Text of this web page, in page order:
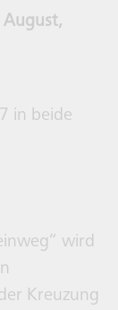
in beide
wird
Kreuzung